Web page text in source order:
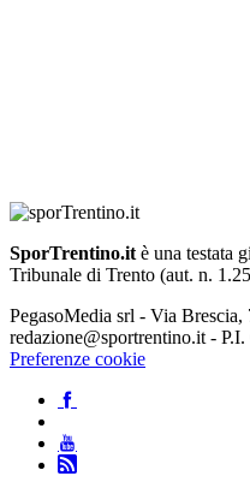
SporTrentino.it è una testata
Tribunale di Trento (aut. n.
PegasoMedia srl - Via Brescia,
redazione@sportrentino.it -
Preferenze cookie